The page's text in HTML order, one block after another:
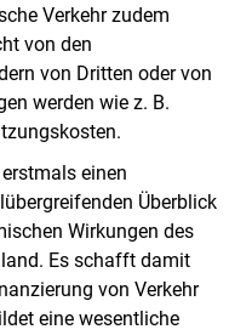
Verkehr zudem
von den
von Dritten oder von
werden wie z. B.
einen
Überblick
Wirkungen des
Es schafft damit
von Verkehr
eine wesentliche